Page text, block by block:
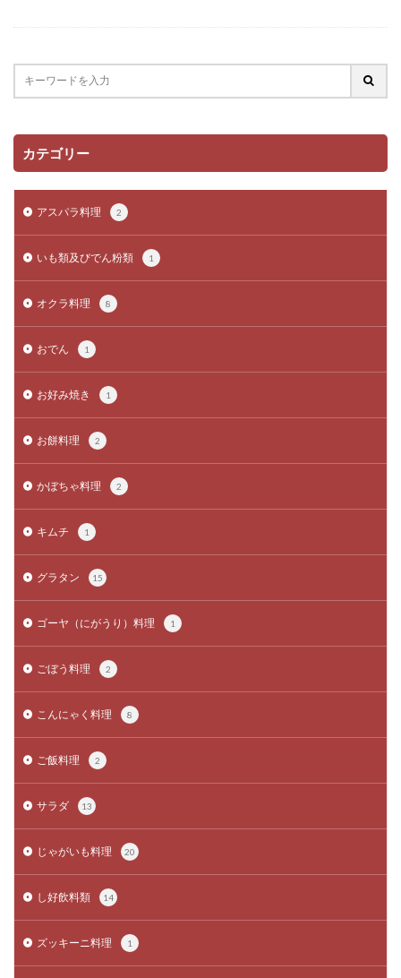
カテゴリー
アスパラ料理 2
いも類及びでん粉類 1
オクラ料理 8
おでん 1
お好み焼き 1
お餅料理 2
かぼちゃ料理 2
キムチ 1
グラタン 15
ゴーヤ（にがうり）料理 1
ごぼう料理 2
こんにゃく料理 8
ご飯料理 2
サラダ 13
じゃがいも料理 20
し好飲料類 14
ズッキーニ料理 1